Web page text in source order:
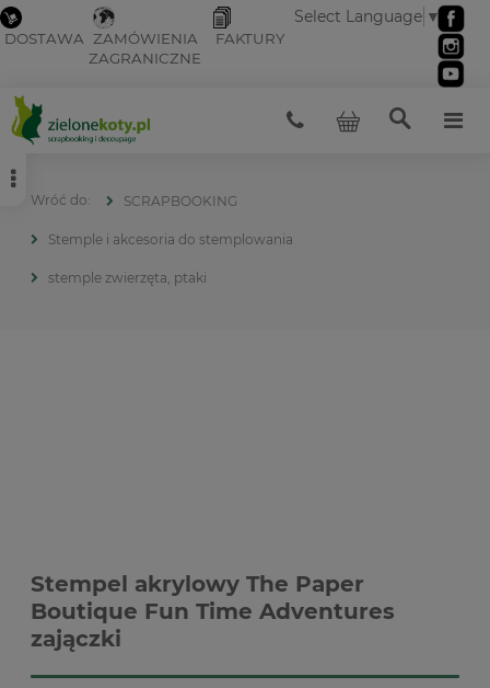
DOSTAWA ZAMÓWIENIA
ZAGRANICZNE
FAKTURY
Select Language ▼
SCRAPBOOKING
Stemple i akcesoria do stemplowania
stemple zwierzęta, ptaki
Stempel akrylowy The Paper
Boutique Fun Time Adventures
zajączki